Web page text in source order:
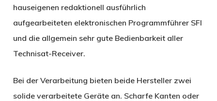
hauseigenen redaktionell ausführlich
aufgearbeiteten elektronischen Programmführer SFI
und die allgemein sehr gute Bedienbarkeit aller
Technisat-Receiver.
Bei der Verarbeitung bieten beide Hersteller zwei
solide verarbeitete Geräte an. Scharfe Kanten oder